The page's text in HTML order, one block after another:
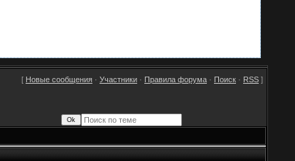
[ Новые сообщения · Участники · Правила форума · Поиск · RSS ]